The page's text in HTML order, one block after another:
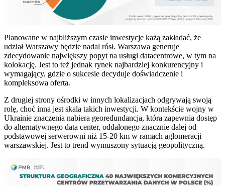
Planowane w najbliższym czasie inwestycje każą zakładać, że
udział Warszawy będzie nadal rósł. Warszawa generuje
zdecydowanie największy popyt na usługi datacentrowe, w tym na
kolokację. Jest to też jednak rynek najbardziej konkurencyjny i
wymagający, gdzie o sukcesie decyduje doświadczenie i
kompleksowa oferta.
Z drugiej strony ośrodki w innych lokalizacjach odgrywają swoją
rolę, choć inna jest skala takich inwestycji. W kontekście wojny w
Ukrainie znaczenia nabiera georedundancja, która zapewnia dostęp
do alternatywnego data center, oddalonego znacznie dalej od
podstawowej serwerowni niż 15-20 km w ramach aglomeracji
warszawskiej. Jest to trend wymuszony sytuacją geopolityczną.